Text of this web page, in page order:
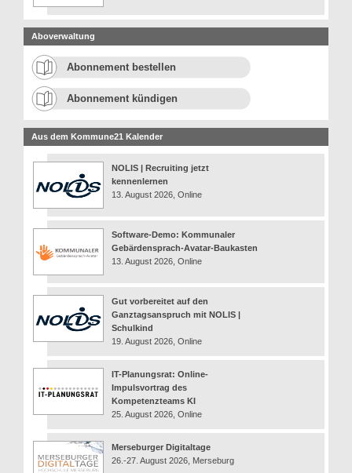
Aboverwaltung
Abonnement bestellen
Abonnement kündigen
Aus dem Kommune21 Kalender
NOLIS | Recruiting jetzt
kennenlernen
13. August 2026, Online
Software-Demo: Kommunaler
Gebärdensprach-Avatar-Baukasten
13. August 2026, Online
Gut vorbereitet auf den
Ganztagsanspruch mit NOLIS |
Schulkind
19. August 2026, Online
IT-Planungsrat: Online-
Impulsvortrag des
Kompetenzteams KI
25. August 2026, Online
Merseburger Digitaltage
26.-27. August 2026, Merseburg